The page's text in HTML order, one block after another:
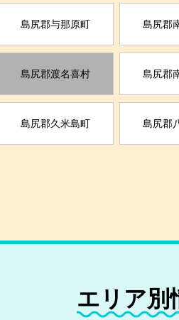
島尻郡与那原町 島尻郡
島尻郡渡名喜村 島尻郡
島尻郡久米島町 島尻郡
エリア別